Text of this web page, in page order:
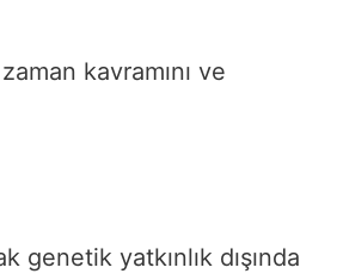
kavramını ve
yatkınlık dışında